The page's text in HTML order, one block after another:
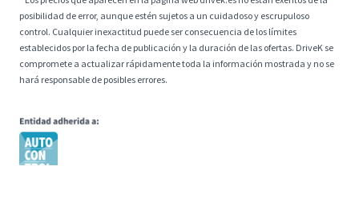
posibilidad de error, aunque estén sujetos a un cuidadoso y escrupuloso
control. Cualquier inexactitud puede ser consecuencia de los límites
establecidos por la fecha de publicación y la duración de las ofertas. DriveK se
compromete a actualizar rápidamente toda la información mostrada y no se
hará responsable de posibles errores.